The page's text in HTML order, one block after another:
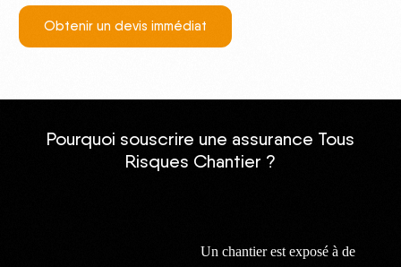
Obtenir un devis immédiat
Pourquoi souscrire une assurance Tous
Risques Chantier ?
Un chantier est exposé à de